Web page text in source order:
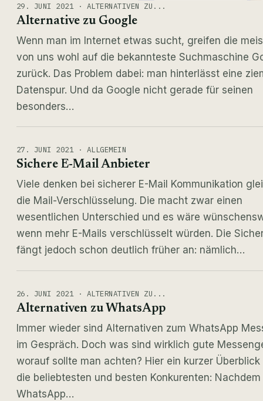
29. JUNI 2021 · ALTERNATIVEN ZU...
Alternative zu Google
Wenn man im Internet etwas sucht, greifen die
von uns wohl auf die bekannteste Suchmaschine
zurück. Das Problem dabei: man hinterlässt eine
Datenspur. Und da Google nicht gerade für seinen
besonders…
27. JUNI 2021 · ALLGEMEIN
Sichere E-Mail Anbieter
Viele denken bei sicherer E-Mail Kommunikation
die Mail-Verschlüsselung. Die macht zwar einen
wesentlichen Unterschied und es wäre
wenn mehr E-Mails verschlüsselt würden. Die
fängt jedoch schon deutlich früher an: nämlich…
26. JUNI 2021 · ALTERNATIVEN ZU...
Alternativen zu WhatsApp
Immer wieder sind Alternativen zum WhatsApp
im Gespräch. Doch was sind wirklich gute
worauf sollte man achten? Hier ein kurzer Überblick
die beliebtesten und besten Konkurenten:
WhatsApp…